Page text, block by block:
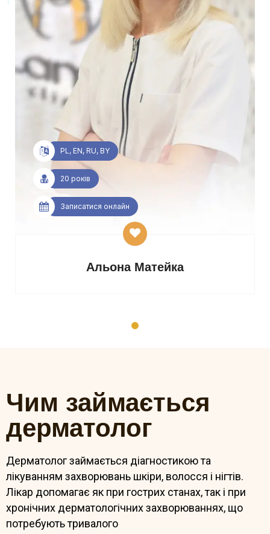
PL, EN, RU, BY
20 років
Записатися онлайн
Альона Матейка
Чим займається
дерматолог
Дерматолог займається діагностикою та
лікуванням захворювань шкіри, волосся і нігтів.
Лікар допомагає як при гострих станах, так і при
хронічних дерматологічних захворюваннях, що
потребують тривалого